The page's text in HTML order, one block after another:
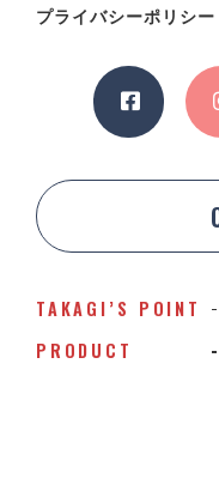
プライバシーポリシー
TAKAGI’S POINT
PRODUCT